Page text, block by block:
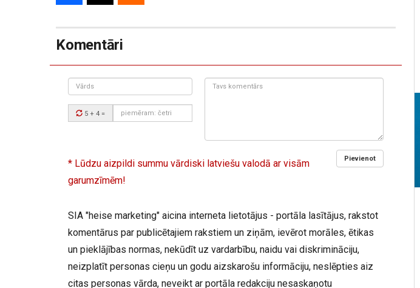
Komentāri
Vārds
Drošības
kods:
5 + 4 =
Tavs
Pievienot
* Lūdzu aizpildi summu vārdiski latviešu valodā ar visām
garumzīmēm!
SIA "heise marketing" aicina interneta lietotājus - portāla lasītājus, rakstot
komentārus par publicētajiem rakstiem un ziņām, ievērot morāles, ētikas
un pieklājības normas, nekūdīt uz vardarbību, naidu vai diskrimināciju,
neizplatīt personas cieņu un godu aizskarošu informāciju, neslēpties aiz
citas personas vārda, neveikt ar portāla redakciju nesaskaņotu